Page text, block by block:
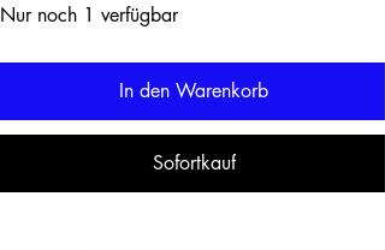
Nur noch 1 verfügbar
In den Warenkorb
Sofortkauf